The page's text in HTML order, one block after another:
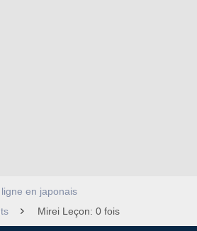
en japonais
Mirei Leçon: 0 fois